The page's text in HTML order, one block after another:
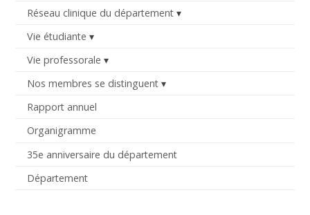
Réseau clinique du département
Vie étudiante
Vie professorale
Nos membres se distinguent
Rapport annuel
Organigramme
35e anniversaire du département
Département